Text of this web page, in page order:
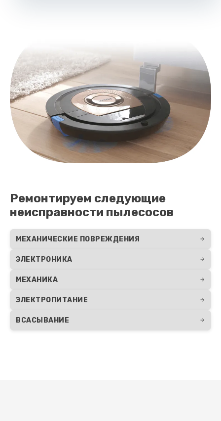
Ремонтируем следующие
неисправности пылесосов
МЕХАНИЧЕСКИЕ ПОВРЕЖДЕНИЯ
ЭЛЕКТРОНИКА
МЕХАНИКА
ЭЛЕКТРОПИТАНИЕ
ВСАСЫВАНИЕ